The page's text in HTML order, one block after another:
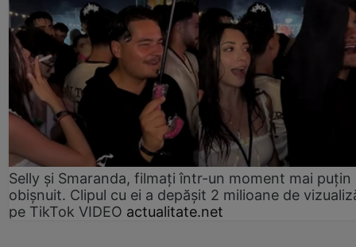
Selly și Smaranda, filmați într-un moment mai puțin
obișnuit. Clipul cu ei a depășit 2 milioane de
pe TikTok VIDEO actualitate.net